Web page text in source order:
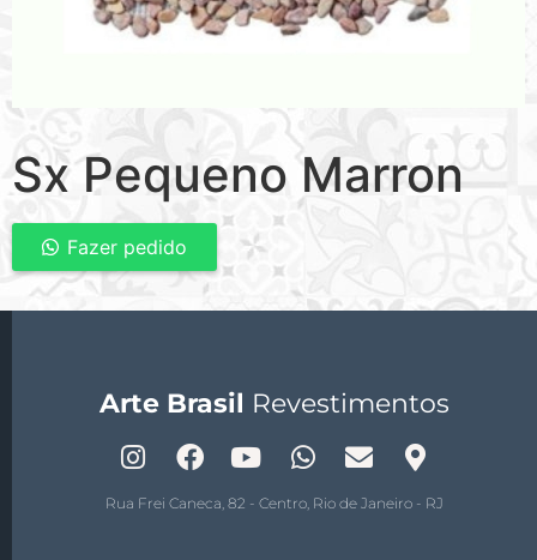
Sx Pequeno Marron
Fazer pedido
Arte Brasil Revestimentos
Rua Frei Caneca, 82 - Centro, Rio de Janeiro - RJ